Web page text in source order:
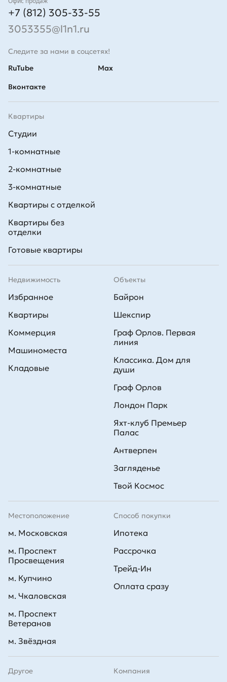
+7 (812) 305-33-55
3053355@l1n1.ru
Следите за нами в соцсетях!
RuTube
Вконтакте
Max
Квартиры
Студии
1-комнатные
2-комнатные
3-комнатные
Квартиры с отделкой
Квартиры без
отделки
Готовые квартиры
Недвижимость
Избранное
Квартиры
Коммерция
Машиноместа
Кладовые
Способ покупки
Ипотека
Рассрочка
Трейд-Ин
Оплата сразу
Объекты
Байрон
Шекспир
Граф Орлов. Первая
линия
Классика. Дом для
души
Граф Орлов
Лондон Парк
Яхт-клуб Премьер
Палас
Антверпен
Загляденье
Твой Космос
Другое Компания
Местоположение
м. Московская
м. Проспект
Просвещения
м. Купчино
м. Чкаловская
м. Проспект
Ветеранов
м. Звёздная